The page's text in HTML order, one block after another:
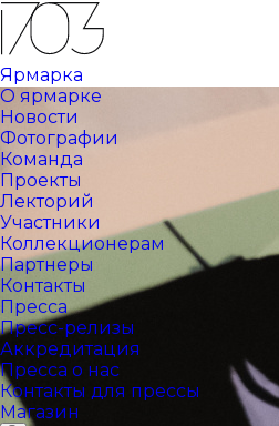
Ярмарка
О ярмарке
Новости
Фотографии
Команда
Проекты
Лекторий
Участники
Коллекционерам
Партнеры
Контакты
Пресса
Пресс-релизы
Аккредитация
Пресса о нас
Контакты для прессы
Магазин